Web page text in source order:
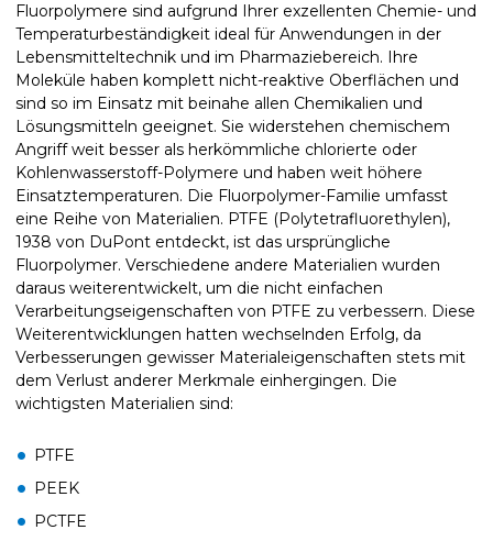
Fluorpolymere sind aufgrund Ihrer exzellenten Chemie- und
Temperaturbeständigkeit ideal für Anwendungen in der
Lebensmitteltechnik und im Pharmaziebereich. Ihre
Moleküle haben komplett nicht-reaktive Oberflächen und
sind so im Einsatz mit beinahe allen Chemikalien und
Lösungsmitteln geeignet. Sie widerstehen chemischem
Angriff weit besser als herkömmliche chlorierte oder
Kohlenwasserstoff-Polymere und haben weit höhere
Einsatztemperaturen. Die Fluorpolymer-Familie umfasst
eine Reihe von Materialien. PTFE (Polytetrafluorethylen),
1938 von DuPont entdeckt, ist das ursprüngliche
Fluorpolymer. Verschiedene andere Materialien wurden
daraus weiterentwickelt, um die nicht einfachen
Verarbeitungseigenschaften von PTFE zu verbessern. Diese
Weiterentwicklungen hatten wechselnden Erfolg, da
Verbesserungen gewisser Materialeigenschaften stets mit
dem Verlust anderer Merkmale einhergingen. Die
wichtigsten Materialien sind:
PTFE
PEEK
PCTFE